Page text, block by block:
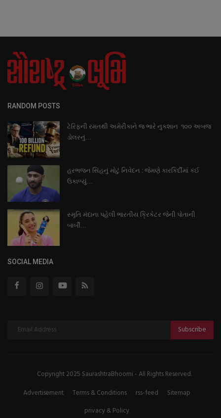
RANDOM POSTS
ટેરિફની રમતથી અમેરીકાને જ ભારે નુકશાન ૧૦૦ અબજ
ડોલરનું...
હરભજન સિંહનું મોટું નિવેદન : જેમણે કારકિર્દીમાં કંઈ
ઉકાળ્યું...
સ્મૃતિ મંદાના પહેલી ભારતીય ક્રિકેટર જેની પોતાની
બાર્બી...
SOCIAL MEDIA
Subscribe
Copyright 2025 SaurashtraBhoomi - All Rights Reserved.
Advertisement
Terms & Conditions rss-feed
Sitemap
privacy & Policy